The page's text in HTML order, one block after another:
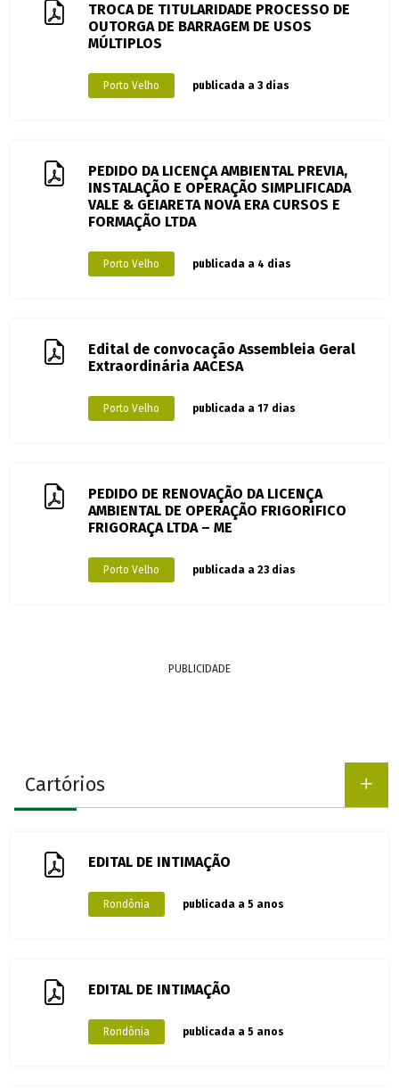
TROCA DE TITULARIDADE PROCESSO DE
OUTORGA DE BARRAGEM DE USOS
MÚLTIPLOS
Porto Velho publicada a 3 dias
PEDIDO DA LICENÇA AMBIENTAL PREVIA,
INSTALAÇÃO E OPERAÇÃO SIMPLIFICADA
VALE & GEIARETA NOVA ERA CURSOS E
FORMAÇÃO LTDA
Porto Velho publicada a 4 dias
Edital de convocação Assembleia Geral
Extraordinária AACESA
Porto Velho publicada a 17 dias
PEDIDO DE RENOVAÇÃO DA LICENÇA
AMBIENTAL DE OPERAÇÃO FRIGORIFICO
FRIGORAÇA LTDA – ME
Porto Velho publicada a 23 dias
PUBLICIDADE
Cartórios
EDITAL DE INTIMAÇÃO
Rondônia publicada a 5 anos
EDITAL DE INTIMAÇÃO
Rondônia publicada a 5 anos